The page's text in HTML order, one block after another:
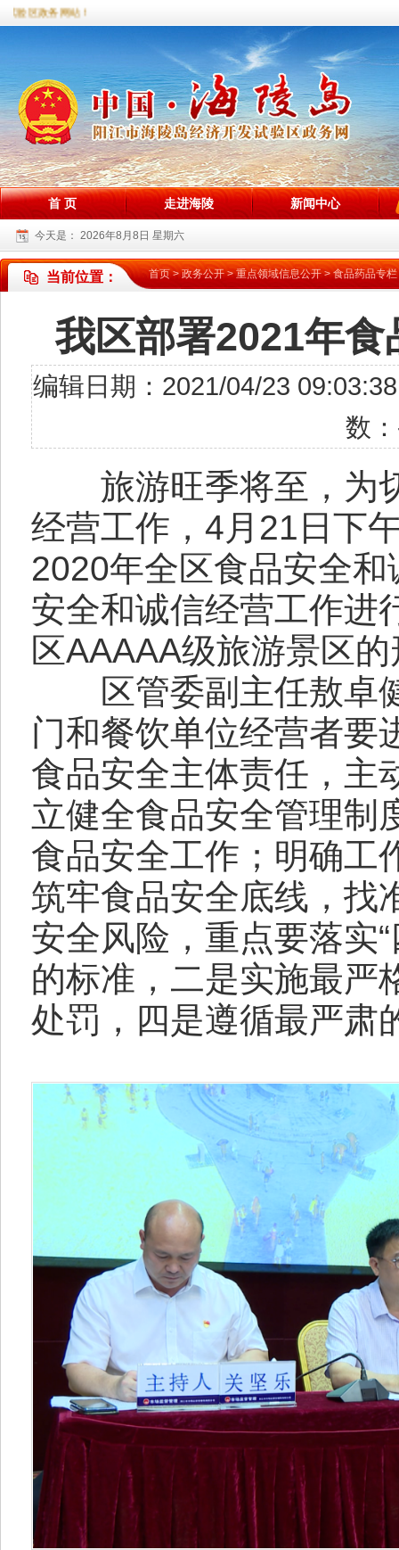
验区政务网站！
首 页 走进海陵 新闻中心
今天是： 2026年8月8日 星期六
当前位置： 首页>政务公开>重点领域信息公开>食品药品专栏
我区部署2021年
编辑日期：2021/04/23
数：
旅游旺季将至，为
经营工作，4月21日下
2020年全区食品安全
安全和诚信经营工作进
区AAAAA级旅游景区
区管委副主任敖卓
门和餐饮单位经营者要
食品安全主体责任，主
立健全食品安全管理制
食品安全工作；明确工
筑牢食品安全底线，找
安全风险，重点要落实
的标准，二是实施最严
处罚，四是遵循最严肃